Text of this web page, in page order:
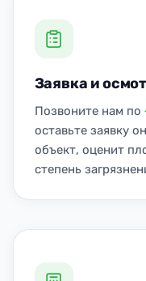
Заявка и
Позвоните нам по
оставьте заявку
объект, оценит
степень